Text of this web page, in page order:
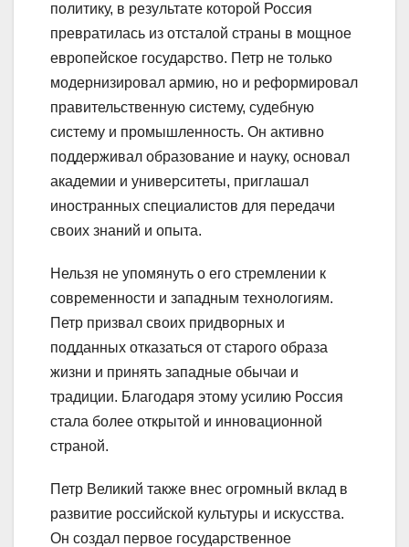
политику, в результате которой Россия
превратилась из отсталой страны в мощное
европейское государство. Петр не только
модернизировал армию, но и реформировал
правительственную систему, судебную
систему и промышленность. Он активно
поддерживал образование и науку, основал
академии и университеты, приглашал
иностранных специалистов для передачи
своих знаний и опыта.
Нельзя не упомянуть о его стремлении к
современности и западным технологиям.
Петр призвал своих придворных и
подданных отказаться от старого образа
жизни и принять западные обычаи и
традиции. Благодаря этому усилию Россия
стала более открытой и инновационной
страной.
Петр Великий также внес огромный вклад в
развитие российской культуры и искусства.
Он создал первое государственное